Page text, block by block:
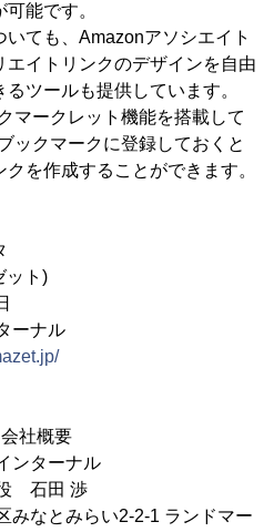
能です。
ても、Amazonアソシエイト
イトリンクのデザインを自由
ツールも提供しています。
マークレット機能を搭載して
ックマークに登録しておくと
を作成することができます。
ット)
ーナル
社概要
ターナル
石田 渉
なとみらい2-2-1 ランドマー